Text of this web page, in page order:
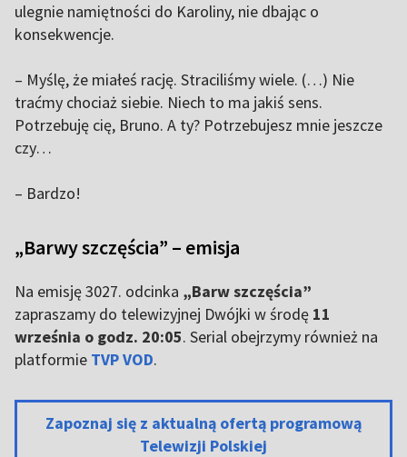
ulegnie namiętności do Karoliny, nie dbając o
konsekwencje.
– Myślę, że miałeś rację. Straciliśmy wiele. (…) Nie
traćmy chociaż siebie. Niech to ma jakiś sens.
Potrzebuję cię, Bruno. A ty? Potrzebujesz mnie jeszcze
czy…
– Bardzo!
„Barwy szczęścia” – emisja
Na emisję 3027. odcinka „Barw szczęścia”
zapraszamy do telewizyjnej Dwójki w środę 11
września o godz. 20:05. Serial obejrzymy również na
platformie TVP VOD.
Zapoznaj się z aktualną ofertą programową
Telewizji Polskiej